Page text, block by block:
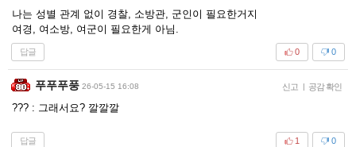
나는 성별 관계 없이 경찰, 소방관, 군인이 필요한거지
여경, 여소방, 여군이 필요한게 아님.
답글 0
0
푸푸푸풍 26-05-15 16:08 신고 | 공감 확인
??? : 그래서요? 깔깔깔
답글 0
1